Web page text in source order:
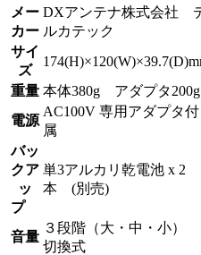
メー
カー
DXアンテナ株式会社
ルカテック
サイ
ズ
重量 本体380g アダプタ200g
電源
AC100V 専用アダプタ付
属
バッ
クア
ッ
プ
単3アルカリ乾電池 x 2
本 (別売)
音量
３段階（大・中・小）
切換式